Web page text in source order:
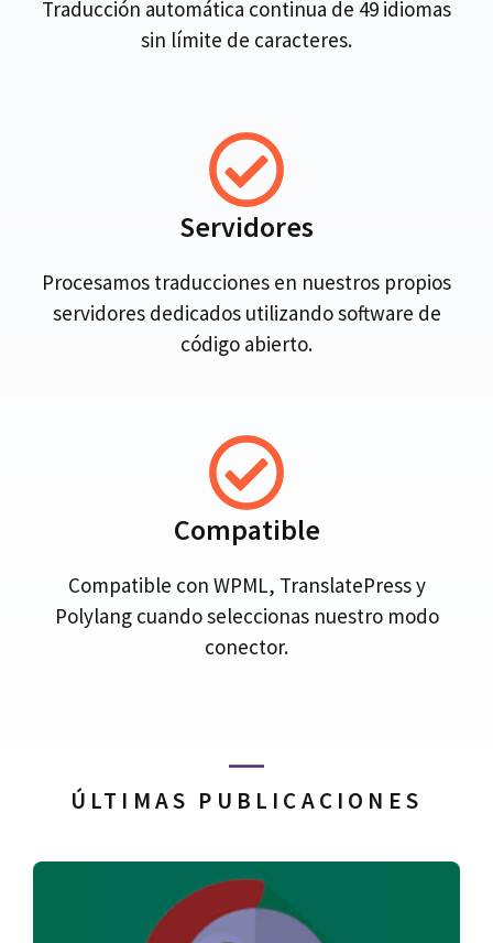
Traducción automática continua de 49 idiomas
sin límite de caracteres.
Servidores
Procesamos traducciones en nuestros propios
servidores dedicados utilizando software de
código abierto.
Compatible
Compatible con WPML, TranslatePress y
Polylang cuando seleccionas nuestro modo
conector.
ÚLTIMAS PUBLICACIONES